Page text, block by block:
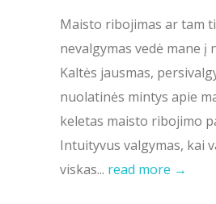
Maisto ribojimas ar tam
nevalgymas vedė mane į
Kaltės jausmas,
nuolatinės mintys apie
keletas maisto ribojimo
Intuityvus valgymas, kai
viskas... read more →